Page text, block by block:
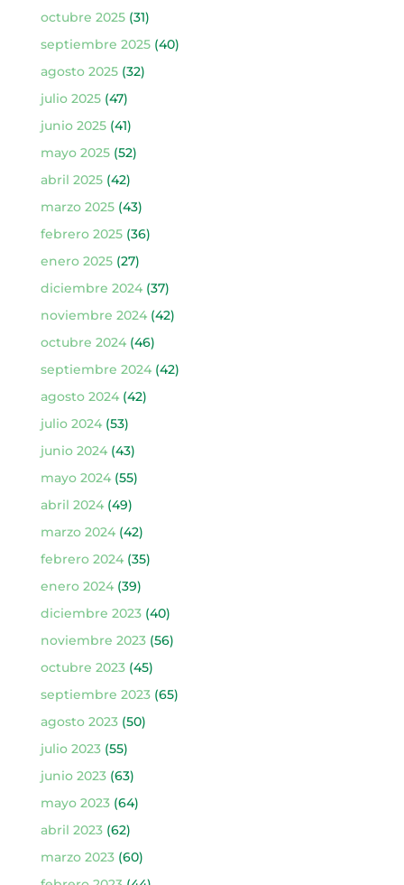
octubre 2025(31)
septiembre 2025(40)
agosto 2025(32)
julio 2025(47)
junio 2025(41)
mayo 2025(52)
abril 2025(42)
marzo 2025(43)
febrero 2025(36)
enero 2025(27)
diciembre 2024(37)
noviembre 2024(42)
octubre 2024(46)
septiembre 2024(42)
agosto 2024(42)
julio 2024(53)
junio 2024(43)
mayo 2024(55)
abril 2024(49)
marzo 2024(42)
febrero 2024(35)
enero 2024(39)
diciembre 2023(40)
noviembre 2023(56)
octubre 2023(45)
septiembre 2023(65)
agosto 2023(50)
julio 2023(55)
junio 2023(63)
mayo 2023(64)
abril 2023(62)
marzo 2023(60)